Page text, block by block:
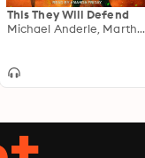
This They Will Defend
Michael Anderle, Martha Carr